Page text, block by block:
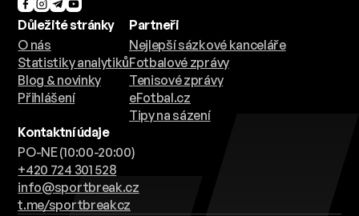
Důležité stránky
O nás
Statistiky analytiků
Blog & novinky
Přihlášení
Partneři
Nejlepší sázkové kanceláře
Fotbalové zprávy
Tenisové zprávy
eFotbal.cz
Tipy na sázení
Kontaktní údaje
PO-NE (10:00-20:00)
+420 724 301 528
info@sportbreak.cz
t.me/sportbreakcz